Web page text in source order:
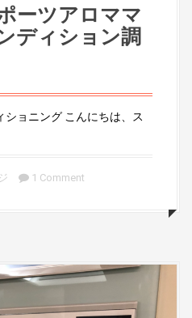
ーツアロママ
ディション調
ショニング こんにちは、ス
1 Comment